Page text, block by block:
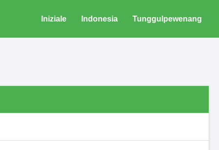
Iniziale Indonesia Tunggulpewenang